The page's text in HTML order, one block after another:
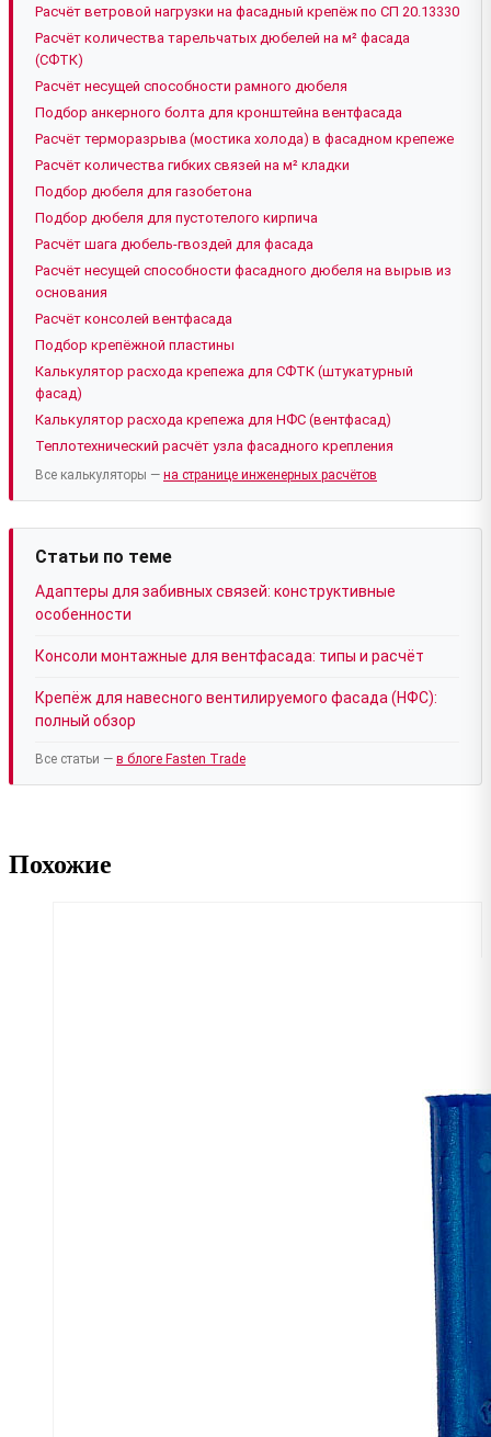
Расчёт ветровой нагрузки на фасадный крепёж по СП 20.13330
Расчёт количества тарельчатых дюбелей на м² фасада
(СФТК)
Расчёт несущей способности рамного дюбеля
Подбор анкерного болта для кронштейна вентфасада
Расчёт терморазрыва (мостика холода) в фасадном крепеже
Расчёт количества гибких связей на м² кладки
Подбор дюбеля для газобетона
Подбор дюбеля для пустотелого кирпича
Расчёт шага дюбель-гвоздей для фасада
Расчёт несущей способности фасадного дюбеля на вырыв из
основания
Расчёт консолей вентфасада
Подбор крепёжной пластины
Калькулятор расхода крепежа для СФТК (штукатурный
фасад)
Калькулятор расхода крепежа для НФС (вентфасад)
Теплотехнический расчёт узла фасадного крепления
Все калькуляторы — на странице инженерных расчётов
Статьи по теме
Адаптеры для забивных связей: конструктивные
особенности
Консоли монтажные для вентфасада: типы и расчёт
Крепёж для навесного вентилируемого фасада (НФС):
полный обзор
Все статьи — в блоге Fasten Trade
Похожие